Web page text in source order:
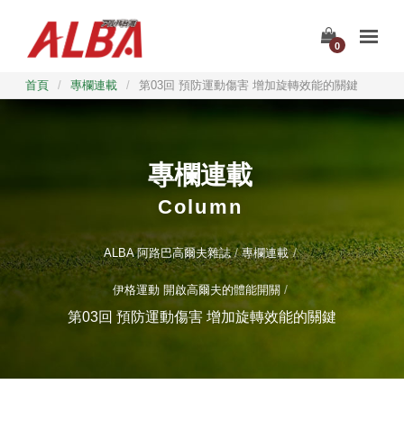
0
首頁 / 專欄連載 / 第03回 預防運動傷害 增加旋轉效能的關鍵
專欄連載
Column
ALBA 阿路巴高爾夫雜誌 專欄連載
伊格運動 開啟高爾夫的體能開關
第03回 預防運動傷害 增加旋轉效能的關鍵